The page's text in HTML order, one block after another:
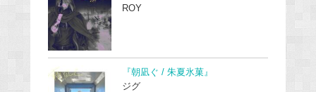
ROY
『朝凪ぐ / 朱夏氷菓』
ジグ